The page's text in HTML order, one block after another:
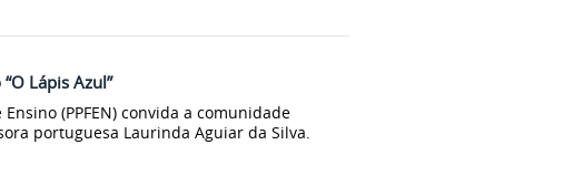
Lápis Azul”
(PPFEN) convida a comunidade
portuguesa Laurinda Aguiar da Silva.